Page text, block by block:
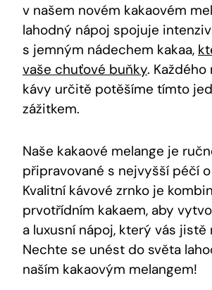
v našem novém kakaovém
lahodný ⁤nápoj spojuje
s jemným nádechem kakaa,
vaše chuťové buňky.
kávy určitě potěšíme tímto
zážitkem.
Naše kakaové melange je
připravované s nejvyšší ⁤péčí
Kvalitní kávové zrnko je
prvotřídním kakaem, aby
a luxusní nápoj, který vás jistě
Nechte⁢ se unést do ‍světa​
naším kakaovým melangem!